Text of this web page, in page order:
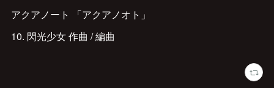
アクアノート 「アクアノオト」
10. 閃光少女 作曲 / 編曲